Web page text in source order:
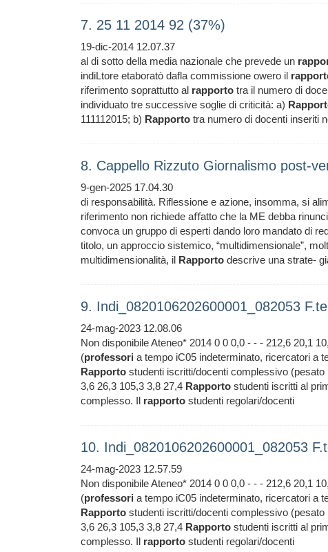
7. 25 11 2014 92 (37%)
19-dic-2014 12.07.37
al di sotto della media nazionale che prevede un
indiLtore etaboratò dafla commissione owero il
riferimento soprattutto al rapporto tra il numero di
individuato tre successive soglie di criticità: a)
111112015; b) Rapporto tra numero di docenti inseriti
8. Cappello Rizzuto Giornalismo post-
9-gen-2025 17.04.30
di responsabilità. Riflessione e azione, insomma, si
riferimento non richiede aﬀatto che la ME debba
convoca un gruppo di esperti dando loro mandato di
titolo, un approccio sistemico, “multidimensionale”,
multidimensionalità, il Rapporto descrive una strate-
9. Indi_0820106202600001_082053
24-mag-2023 12.08.06
Non disponibile Ateneo* 2014 0 0 0,0 - - - 212,6 20,1
(professori a tempo iC05 indeterminato, ricercatori a
Rapporto studenti iscritti/docenti complessivo
3,6 26,3 105,3 3,8 27,4 Rapporto studenti iscritti al
complesso. Il rapporto studenti regolari/docenti
10. Indi_0820106202600001_082053
24-mag-2023 12.57.59
Non disponibile Ateneo* 2014 0 0 0,0 - - - 212,6 20,1
(professori a tempo iC05 indeterminato, ricercatori a
Rapporto studenti iscritti/docenti complessivo
3,6 26,3 105,3 3,8 27,4 Rapporto studenti iscritti al
complesso. Il rapporto studenti regolari/docenti